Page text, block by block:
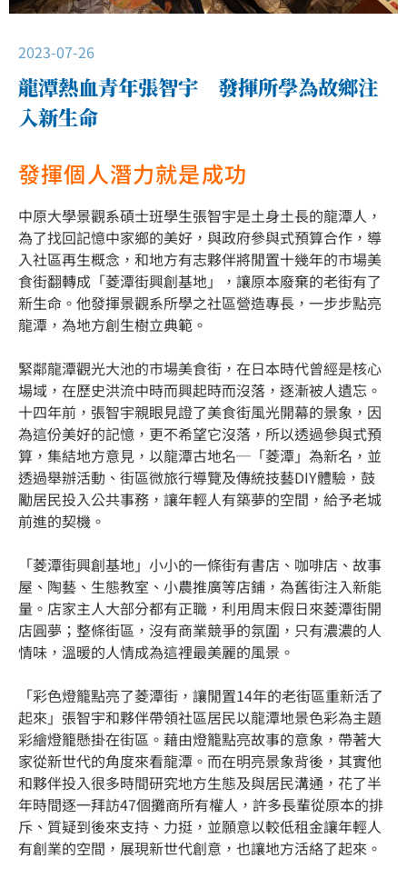
2023-07-26
龍潭熱血青年張智宇 發揮所學為故鄉注
入新生命
發揮個人潛力就是成功
中原大學景觀系碩士班學生張智宇是土身土長的龍潭人，
為了找回記憶中家鄉的美好，與政府參與式預算合作，導
入社區再生概念，和地方有志夥伴將閒置十幾年的市場美
食街翻轉成「菱潭街興創基地」，讓原本廢棄的老街有了
新生命。他發揮景觀系所學之社區營造專長，一步步點亮
龍潭，為地方創生樹立典範。
緊鄰龍潭觀光大池的市場美食街，在日本時代曾經是核心
場域，在歷史洪流中時而興起時而沒落，逐漸被人遺忘。
十四年前，張智宇親眼見證了美食街風光開幕的景象，因
為這份美好的記憶，更不希望它沒落，所以透過參與式預
算，集結地方意見，以龍潭古地名─「菱潭」為新名，並
透過舉辦活動、街區微旅行導覽及傳統技藝DIY體驗，鼓
勵居民投入公共事務，讓年輕人有築夢的空間，給予老城
前進的契機。
「菱潭街興創基地」小小的一條街有書店、咖啡店、故事
屋、陶藝、生態教室、小農推廣等店鋪，為舊街注入新能
量。店家主人大部分都有正職，利用周末假日來菱潭街開
店圓夢；整條街區，沒有商業競爭的氛圍，只有濃濃的人
情味，溫暖的人情成為這裡最美麗的風景。
「彩色燈籠點亮了菱潭街，讓閒置14年的老街區重新活了
起來」張智宇和夥伴帶領社區居民以龍潭地景色彩為主題
彩繪燈籠懸掛在街區。藉由燈籠點亮故事的意象，帶著大
家從新世代的角度來看龍潭。而在明亮景象背後，其實他
和夥伴投入很多時間研究地方生態及與居民溝通，花了半
年時間逐一拜訪47個攤商所有權人，許多長輩從原本的排
斥、質疑到後來支持、力挺，並願意以較低租金讓年輕人
有創業的空間，展現新世代創意，也讓地方活絡了起來。